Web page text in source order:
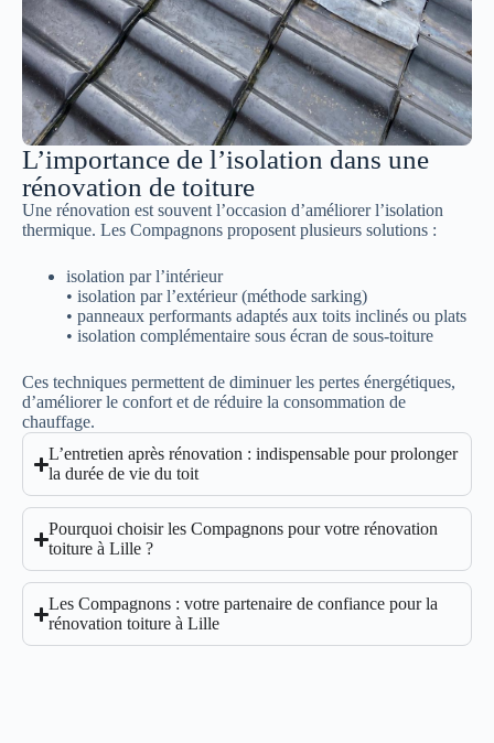
L’importance de l’isolation dans une
rénovation de toiture
Une rénovation est souvent l’occasion d’améliorer l’isolation
thermique. Les Compagnons proposent plusieurs solutions :
isolation par l’intérieur
• isolation par l’extérieur (méthode sarking)
• panneaux performants adaptés aux toits inclinés ou plats
• isolation complémentaire sous écran de sous-toiture
Ces techniques permettent de diminuer les pertes énergétiques,
d’améliorer le confort et de réduire la consommation de
chauffage.
L’entretien après rénovation : indispensable pour prolonger
la durée de vie du toit
Pourquoi choisir les Compagnons pour votre rénovation
toiture à Lille ?
Les Compagnons : votre partenaire de confiance pour la
rénovation toiture à Lille